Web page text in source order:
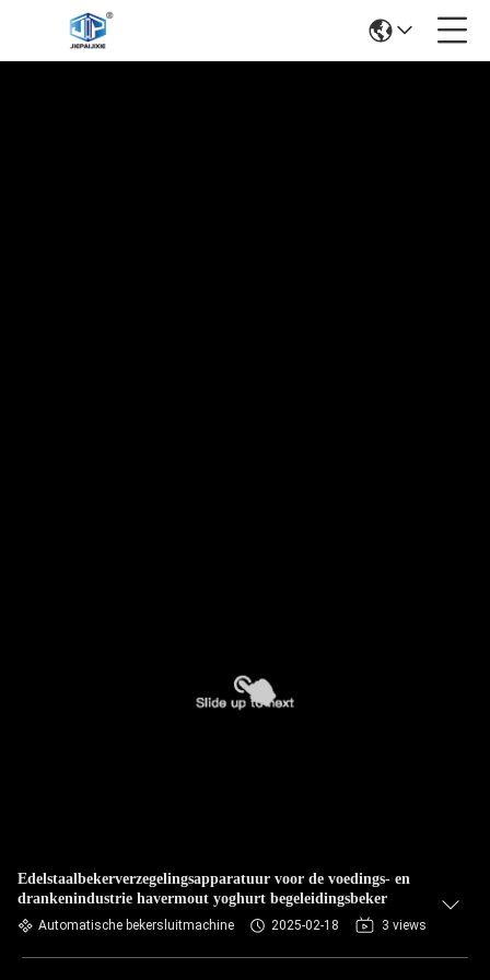
Edelstaalbekerverzegelingsapparatuur voor de voedings- en
drankenindustrie havermout yoghurt begeleidingsbeker
Automatische bekersluitmachine 2025-02-18 3 views